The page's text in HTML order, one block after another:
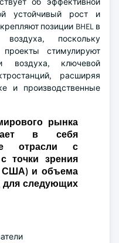
устойчивый рост и
позиции BHEL в
воздуха, поскольку
проекты стимулируют
воздуха, ключевой
расширяя
и производственные
рынка
в себя
отрасли с
точки зрения
США) и объема
для следующих